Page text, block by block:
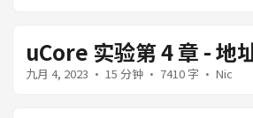
uCore 实验第 4 章 - 地
九月 4, 2023 · 15 分钟 · 7410 字 · Nic